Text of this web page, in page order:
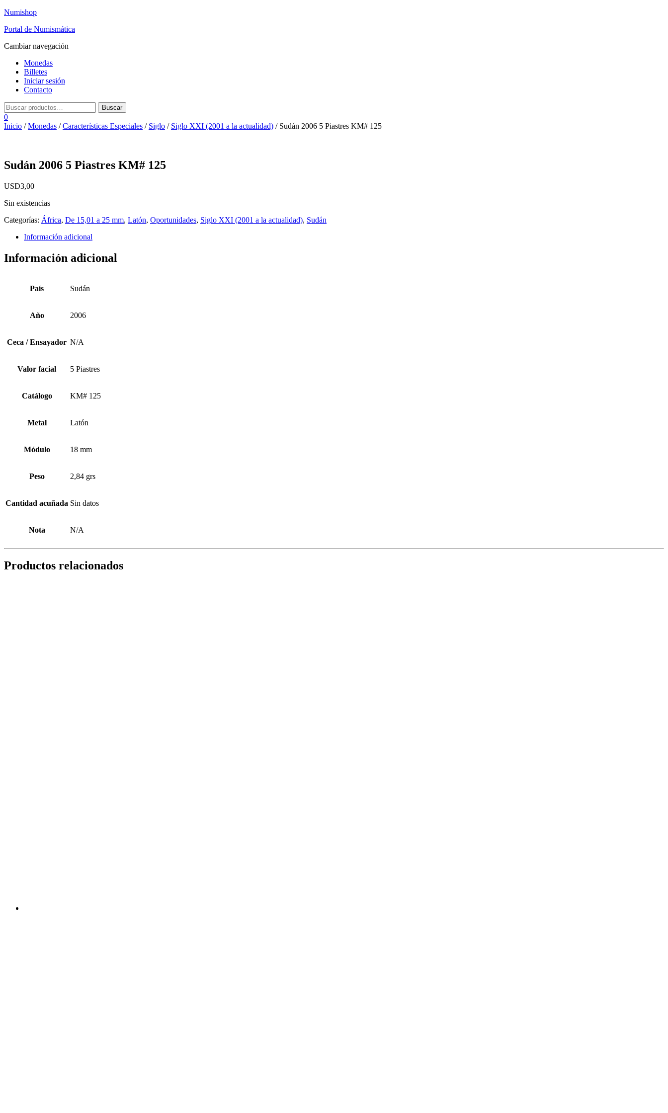
Numishop
Portal de Numismática
Cambiar navegación
Monedas
Billetes
Iniciar sesión
Contacto
0
Inicio /Monedas /Características Especiales / Siglo / Siglo XXI (2001 a la actualidad) / Sudán 2006 5 Piastres KM# 125
Sudán 2006 5 Piastres KM# 125
USD3,00
Sin existencias
Categorías: África, De 15,01 a 25 mm, Latón, Oportunidades, Siglo XXI (2001 a la actualidad), Sudán
Información adicional
Información adicional
País Sudán
Año 2006
Ceca / Ensayador N/A
Valor facial 5 Piastres
Catálogo KM# 125
Metal Latón
Módulo 18 mm
Peso 2,84 grs
Cantidad acuñada Sin datos
Nota N/A
Productos relacionados